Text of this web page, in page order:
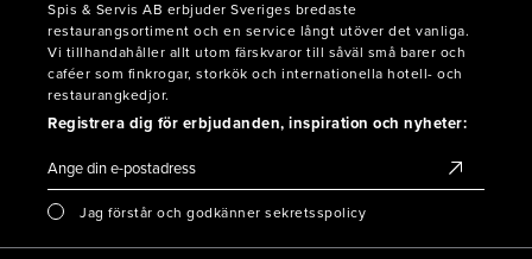
Spis & Servis AB erbjuder Sveriges bredaste
restaurangsortiment och en service långt utöver det vanliga.
Vi tillhandahåller allt utom färskvaror till såväl små barer och
caféer som finkrogar, storkök och internationella hotell- och
restaurangkedjor.
Registrera dig för erbjudanden, inspiration och nyheter:
Jag förstår och godkänner sekretsspolicy